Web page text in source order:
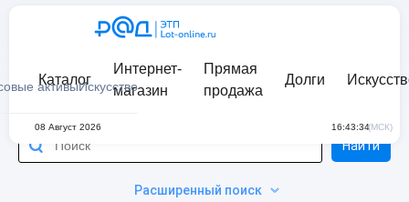
активыИскусство
Каталог
Интернет-
магазин
Прямая
продажа
Долги
08 Август 2026 16:43:34(МСК)
Расширенный поиск
Найти